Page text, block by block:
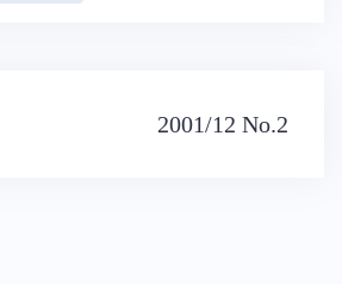
2001/12 No.2